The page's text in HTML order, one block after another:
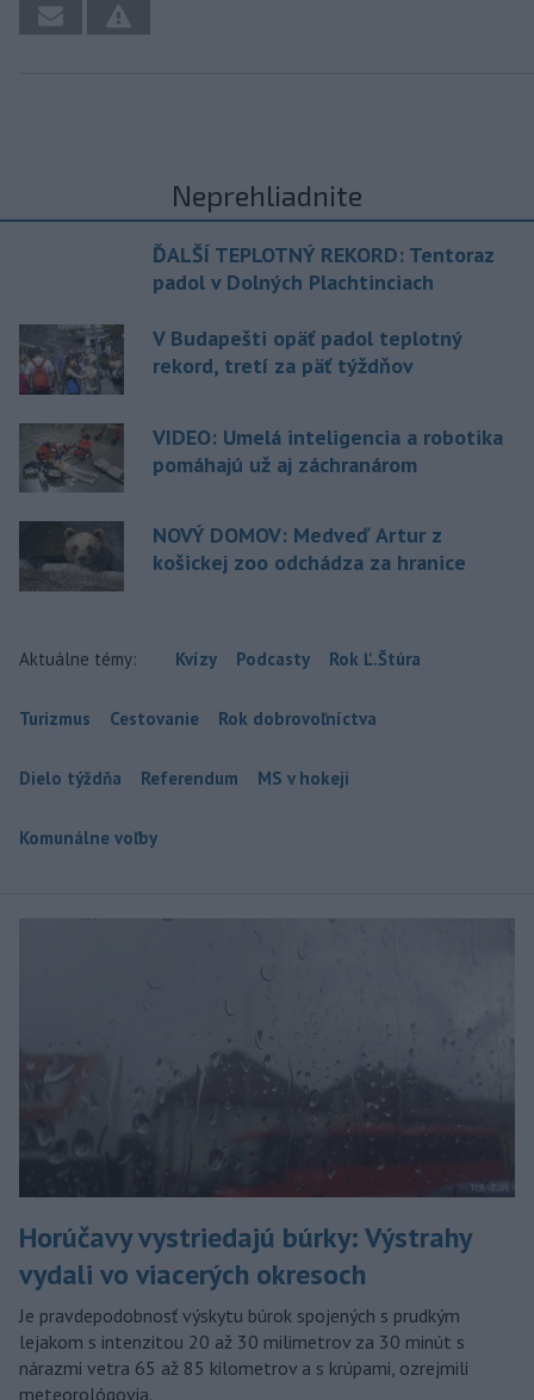
Neprehliadnite
ĎALŠÍ TEPLOTNÝ REKORD: Tentoraz
padol v Dolných Plachtinciach
V Budapešti opäť padol teplotný
rekord, tretí za päť týždňov
VIDEO: Umelá inteligencia a robotika
pomáhajú už aj záchranárom
NOVÝ DOMOV: Medveď Artur z
košickej zoo odchádza za hranice
Aktuálne témy: Kvízy Podcasty Rok Ľ.Štúra
Turizmus Cestovanie Rok dobrovoľníctva
Dielo týždňa Referendum MS v hokeji
Komunálne voľby
Horúčavy vystriedajú búrky: Výstrahy
vydali vo viacerých okresoch
Je pravdepodobnosť výskytu búrok spojených s prudkým
lejakom s intenzitou 20 až 30 milimetrov za 30 minút s
nárazmi vetra 65 až 85 kilometrov a s krúpami, ozrejmili
meteorológovia.